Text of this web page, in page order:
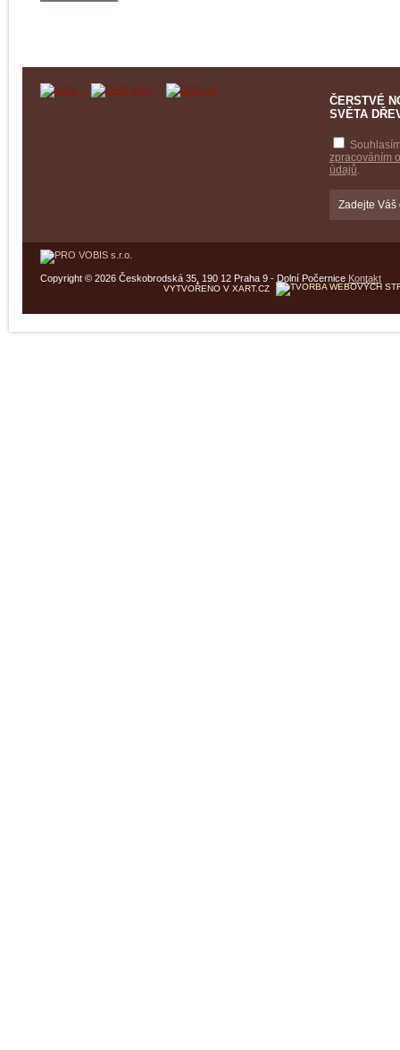
ČERSTVÉ
SVĚTA
zpracováním
údajů
Copyright © 2026 Českobrodská 35, 190 12 Praha 9 - Dolní Počernice Kontakt
VYTVOŘENO V XART.CZ